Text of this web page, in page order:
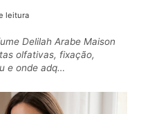
leitura
Delilah Arabe Maison
olfativas, fixação,
e onde adq…